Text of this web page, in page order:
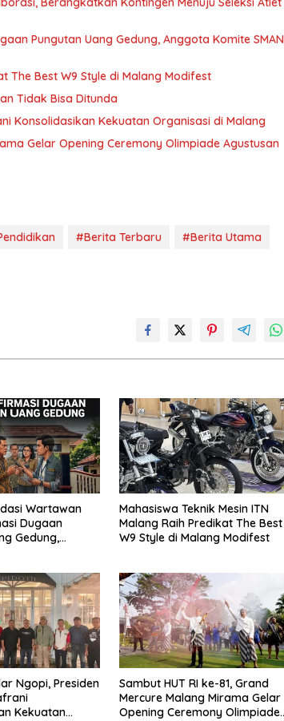
Pungutan Uang Gedung, Anggota Komite SMAN
The Best W9 Style di Malang Modifest
Tidak Bisa Ditunda
Konsolidasikan Kekuatan Organisasi di Malang
Gelar Opening Ceremony Olimpiade Agustusan
#Berita Terbaru
#Berita Utama
Wartawan
Dugaan
Gedung,
Mahasiswa Teknik Mesin ITN
Malang Raih Predikat The Best
W9 Style di Malang Modifest
Ngopi, Presiden
Kekuatan
Sambut HUT RI ke-81, Grand
Mercure Malang Mirama Gelar
Opening Ceremony Olimpiade